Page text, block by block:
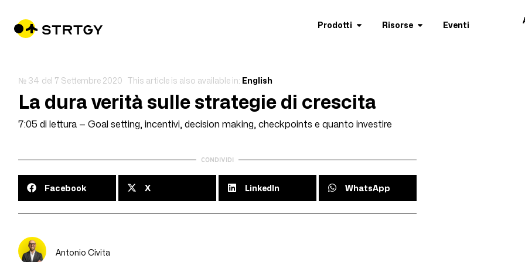
Prodotti Risorse Eventi
№ 34 del 7 Settembre 2020 This article is also available in: English
La dura verità sulle strategie di crescita
7:05 di lettura — Goal setting, incentivi, decision making, checkpoints e quanto investire
CONDIVIDI
Facebook X LinkedIn WhatsApp
Antonio Civita